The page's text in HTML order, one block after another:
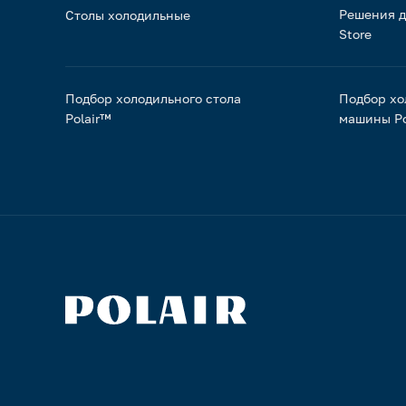
Столы холодильные
Решения
Store
Подбор холодильного стола
Polair™
Подбор
машины